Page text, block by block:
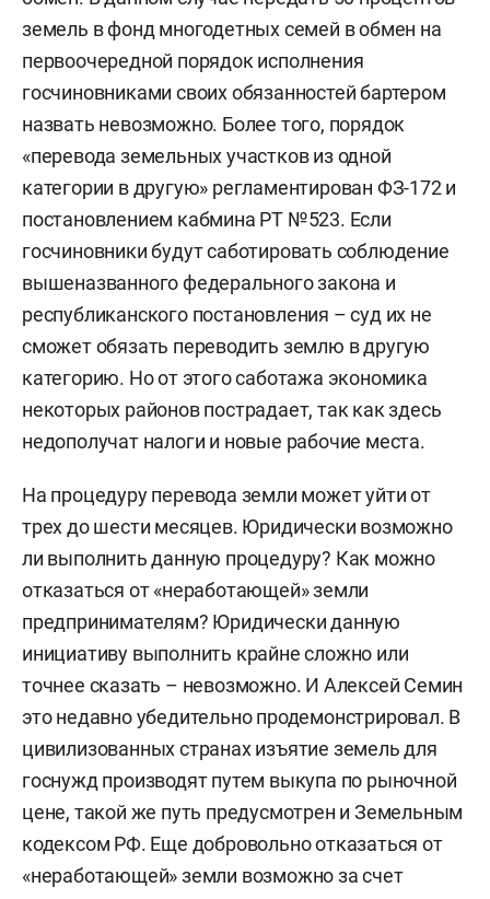
земель в фонд многодетных семей в обмен на
первоочередной порядок исполнения
госчиновниками своих обязанностей бартером
назвать невозможно. Более того, порядок
«перевода земельных участков из одной
категории в другую» регламентирован ФЗ-172 и
постановлением кабмина РТ №523. Если
госчиновники будут саботировать соблюдение
вышеназванного федерального закона и
республиканского постановления – суд их не
сможет обязать переводить землю в другую
категорию. Но от этого саботажа экономика
некоторых районов пострадает, так как здесь
недополучат налоги и новые рабочие места.
На процедуру перевода земли может уйти от
трех до шести месяцев. Юридически возможно
ли выполнить данную процедуру? Как можно
отказаться от «неработающей» земли
предпринимателям? Юридически данную
инициативу выполнить крайне сложно или
точнее сказать – невозможно. И Алексей Семин
это недавно убедительно продемонстрировал. В
цивилизованных странах изъятие земель для
госнужд производят путем выкупа по рыночной
цене, такой же путь предусмотрен и Земельным
кодексом РФ. Еще добровольно отказаться от
«неработающей» земли возможно за счет